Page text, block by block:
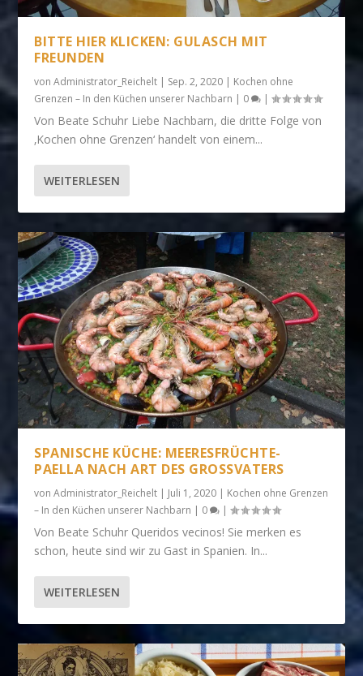
BITTE HIER KLICKEN: GULASCH MIT
FREUNDEN
vonAdministrator_Reichelt | Sep. 2, 2020 | Kochen ohne
Grenzen – In den Küchen unserer Nachbarn | 0 |
Von Beate Schuhr Liebe Nachbarn, die dritte Folge von
‚Kochen ohne Grenzen‘ handelt von einem...
WEITERLESEN
SPANISCHE KÜCHE: MEERESFRÜCHTE-
PAELLA NACH ART DES GROSSVATERS
vonAdministrator_Reichelt | Juli 1, 2020 | Kochen ohne Grenzen
– In den Küchen unserer Nachbarn | 0 |
Von Beate Schuhr Queridos vecinos! Sie merken es
schon, heute sind wir zu Gast in Spanien. In...
WEITERLESEN